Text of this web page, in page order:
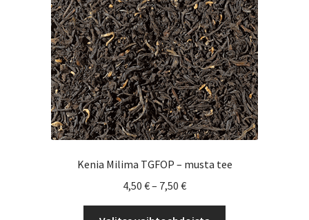
tehdä
valinnat
tuotteen
sivulla.
Kenia Milima TGFOP – musta tee
4,50 €– 7,50 €Hintaluokka: